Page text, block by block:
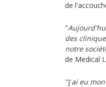
de
"
des
notre
de Medical
"J'ai eu